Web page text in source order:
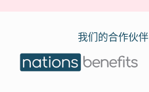
我们的合作伙伴